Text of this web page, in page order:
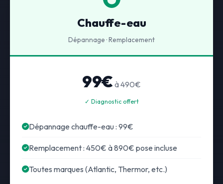
Chauffe-eau
Dépannage · Remplacement
99€ à 490€
✓ Diagnostic offert
Dépannage chauffe-eau : 99€
Remplacement : 450€ à 890€ pose incluse
Toutes marques (Atlantic, Thermor, etc.)